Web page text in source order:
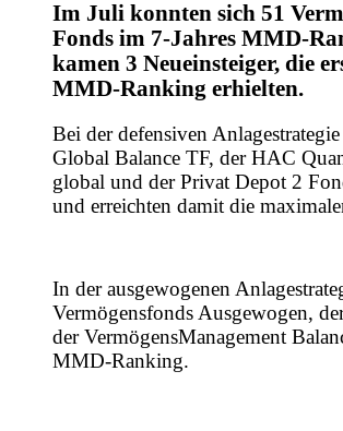
Im Juli konnten sich 51
Fonds im 7-Jahres MMD-
kamen 3 Neueinsteiger, die
MMD-Ranking erhielten.
Bei der defensiven
Global Balance TF, der HAC
global und der Privat Depot 2
und erreichten damit die
In der ausgewogenen
Vermögensfonds Ausgewogen,
der VermögensManagement
MMD-Ranking.